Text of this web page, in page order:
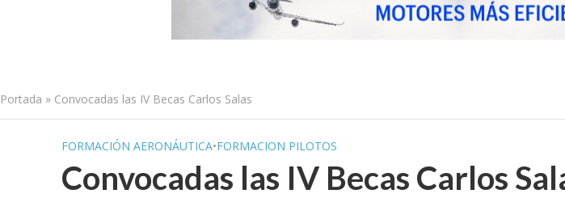
Portada » Convocadas las IV Becas Carlos Salas
FORMACIÓN AERONÁUTICA•FORMACION PILOTOS
Convocadas las IV Becas Carlos